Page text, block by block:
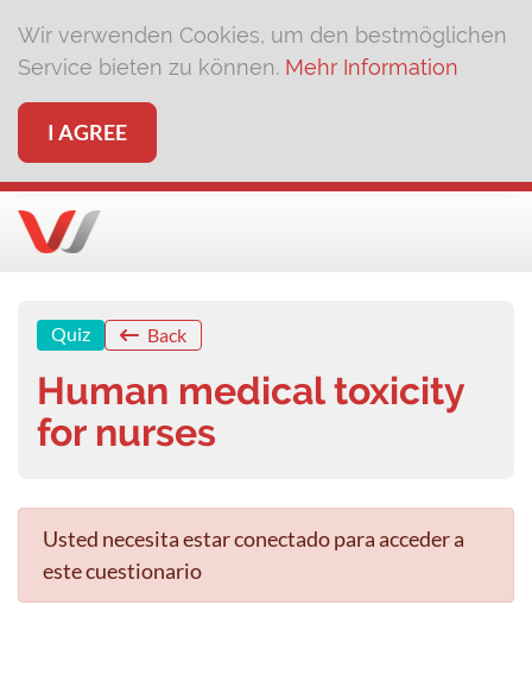
Wir verwenden Cookies, um den bestmöglichen
Service bieten zu können. Mehr Information
I AGREE
Quiz Back
Human medical toxicity
for nurses
Usted necesita estar conectado para acceder a
este cuestionario